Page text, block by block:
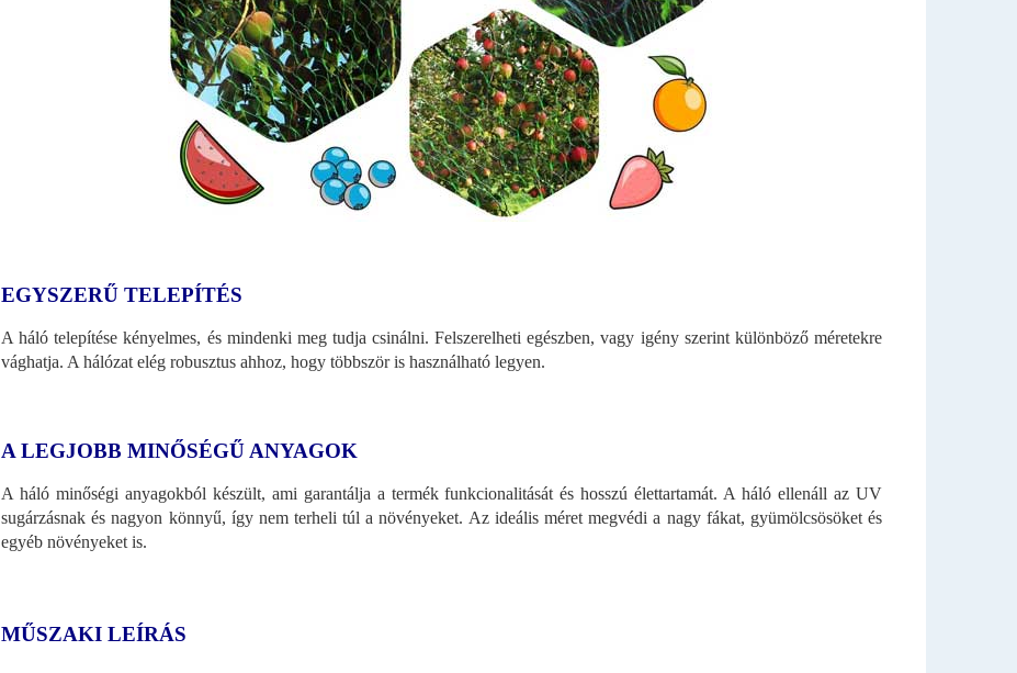
EGYSZERŰ TELEPÍTÉS
A háló telepítése kényelmes, és mindenki meg tudja csinálni. Felszerelheti egészben, vagy igény szerint különböző méretekre
vághatja. A hálózat elég robusztus ahhoz, hogy többször is használható legyen.
A LEGJOBB MINŐSÉGŰ ANYAGOK
A háló minőségi anyagokból készült, ami garantálja a termék funkcionalitását és hosszú élettartamát. A háló ellenáll az UV
sugárzásnak és nagyon könnyű, így nem terheli túl a növényeket. Az ideális méret megvédi a nagy fákat, gyümölcsösöket és
egyéb növényeket is.
MŰSZAKI LEÍRÁS